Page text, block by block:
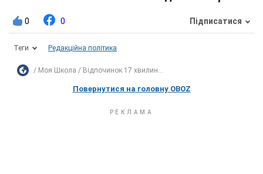
0 0 Підписатися
Теги Редакційна політика
Моя Школа Відпочинок 17 хвилин...
Повернутися на головну OBOZ